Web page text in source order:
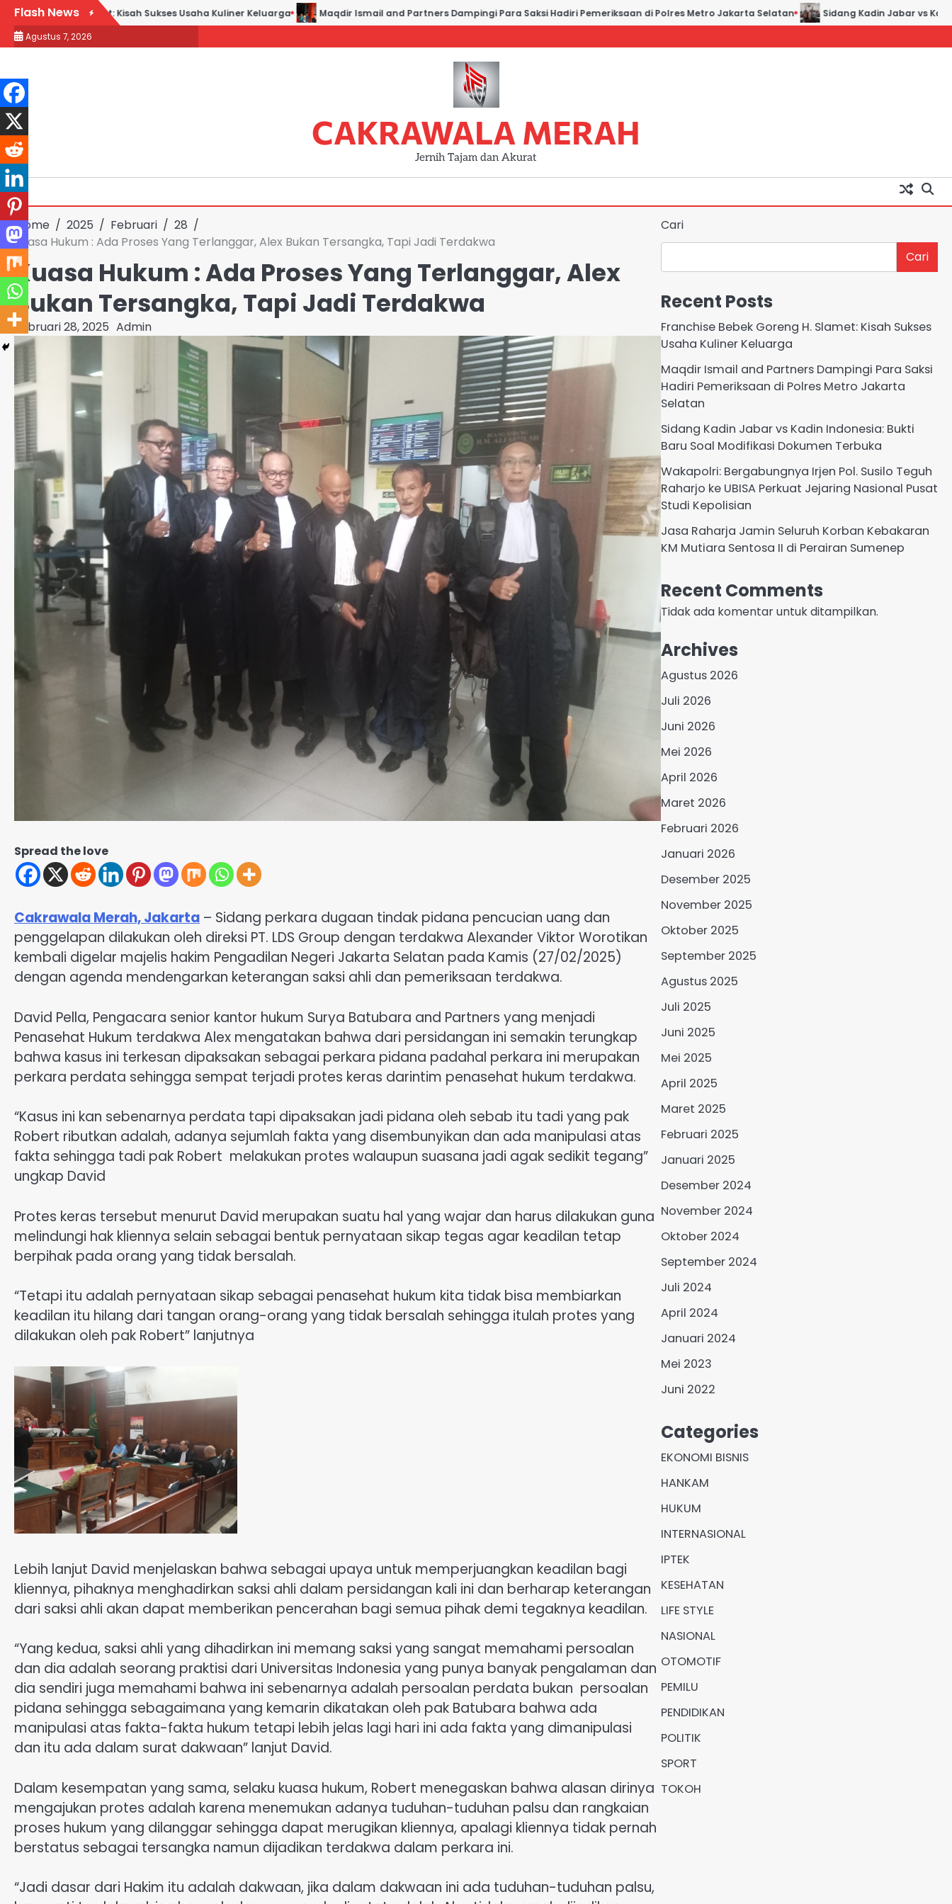
Skip
content
Flash News
Goreng H. Slamet: Kisah Sukses Usaha Kuliner Keluarga Maqdir Ismail and Partners Dampingi Para Saksi Hadiri Pemeriksaan di Polres Metro Jakarta Selatan Sidang Kadin Jabar vs Kadin
Agustus 7, 2026
CAKRAWALA MERAH
Jernih Tajam dan Akurat
Home 2025 Februari
28
Kuasa Hukum : Ada Proses Yang Terlanggar, Alex Bukan Tersangka, Tapi Jadi Terdakwa
Kuasa Hukum : Ada Proses Yang Terlanggar, Alex
Bukan Tersangka, Tapi Jadi Terdakwa
Februari 28, 2025 Admin
Spread the love
Cakrawala Merah, Jakarta – Sidang perkara dugaan tindak pidana pencucian uang dan
penggelapan dilakukan oleh direksi PT. LDS Group dengan terdakwa Alexander Viktor Worotikan
kembali digelar majelis hakim Pengadilan Negeri Jakarta Selatan pada Kamis (27/02/2025)
dengan agenda mendengarkan keterangan saksi ahli dan pemeriksaan terdakwa.
David Pella, Pengacara senior kantor hukum Surya Batubara and Partners yang menjadi
Penasehat Hukum terdakwa Alex mengatakan bahwa dari persidangan ini semakin terungkap
bahwa kasus ini terkesan dipaksakan sebagai perkara pidana padahal perkara ini merupakan
perkara perdata sehingga sempat terjadi protes keras darintim penasehat hukum terdakwa.
“Kasus ini kan sebenarnya perdata tapi dipaksakan jadi pidana oleh sebab itu tadi yang pak
Robert ributkan adalah, adanya sejumlah fakta yang disembunyikan dan ada manipulasi atas
fakta sehingga tadi pak Robert melakukan protes walaupun suasana jadi agak sedikit tegang”
ungkap David
Protes keras tersebut menurut David merupakan suatu hal yang wajar dan harus dilakukan guna
melindungi hak kliennya selain sebagai bentuk pernyataan sikap tegas agar keadilan tetap
berpihak pada orang yang tidak bersalah.
“Tetapi itu adalah pernyataan sikap sebagai penasehat hukum kita tidak bisa membiarkan
keadilan itu hilang dari tangan orang-orang yang tidak bersalah sehingga itulah protes yang
dilakukan oleh pak Robert” lanjutnya
Lebih lanjut David menjelaskan bahwa sebagai upaya untuk memperjuangkan keadilan bagi
kliennya, pihaknya menghadirkan saksi ahli dalam persidangan kali ini dan berharap keterangan
dari saksi ahli akan dapat memberikan pencerahan bagi semua pihak demi tegaknya keadilan.
“Yang kedua, saksi ahli yang dihadirkan ini memang saksi yang sangat memahami persoalan
dan dia adalah seorang praktisi dari Universitas Indonesia yang punya banyak pengalaman dan
dia sendiri juga memahami bahwa ini sebenarnya adalah persoalan perdata bukan persoalan
pidana sehingga sebagaimana yang kemarin dikatakan oleh pak Batubara bahwa ada
manipulasi atas fakta-fakta hukum tetapi lebih jelas lagi hari ini ada fakta yang dimanipulasi
dan itu ada dalam surat dakwaan” lanjut David.
Dalam kesempatan yang sama, selaku kuasa hukum, Robert menegaskan bahwa alasan dirinya
mengajukan protes adalah karena menemukan adanya tuduhan-tuduhan palsu dan rangkaian
proses hukum yang dilanggar sehingga dapat merugikan kliennya, apalagi kliennya tidak pernah
berstatus sebagai tersangka namun dijadikan terdakwa dalam perkara ini.
“Jadi dasar dari Hakim itu adalah dakwaan, jika dalam dakwaan ini ada tuduhan-tuduhan palsu,
Cari
Cari
Recent Posts
Franchise Bebek Goreng H. Slamet: Kisah Sukses
Usaha Kuliner Keluarga
Maqdir Ismail and Partners Dampingi Para Saksi
Hadiri Pemeriksaan di Polres Metro Jakarta
Selatan
Sidang Kadin Jabar vs Kadin Indonesia: Bukti
Baru Soal Modifikasi Dokumen Terbuka
Wakapolri: Bergabungnya Irjen Pol. Susilo Teguh
Raharjo ke UBISA Perkuat Jejaring Nasional Pusat
Studi Kepolisian
Jasa Raharja Jamin Seluruh Korban Kebakaran
KM Mutiara Sentosa II di Perairan Sumenep
Recent Comments
Tidak ada komentar untuk ditampilkan.
Archives
Agustus 2026
Juli 2026
Juni 2026
Mei 2026
April 2026
Maret 2026
Februari 2026
Januari 2026
Desember 2025
November 2025
Oktober 2025
September 2025
Agustus 2025
Juli 2025
Juni 2025
Mei 2025
April 2025
Maret 2025
Februari 2025
Januari 2025
Desember 2024
November 2024
Oktober 2024
September 2024
Juli 2024
April 2024
Januari 2024
Mei 2023
Juni 2022
Categories
EKONOMI BISNIS
HANKAM
HUKUM
INTERNASIONAL
IPTEK
KESEHATAN
LIFE STYLE
NASIONAL
OTOMOTIF
PEMILU
PENDIDIKAN
POLITIK
SPORT
TOKOH